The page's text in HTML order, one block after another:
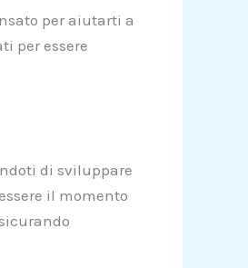
per aiutarti a
per essere
di sviluppare
il momento